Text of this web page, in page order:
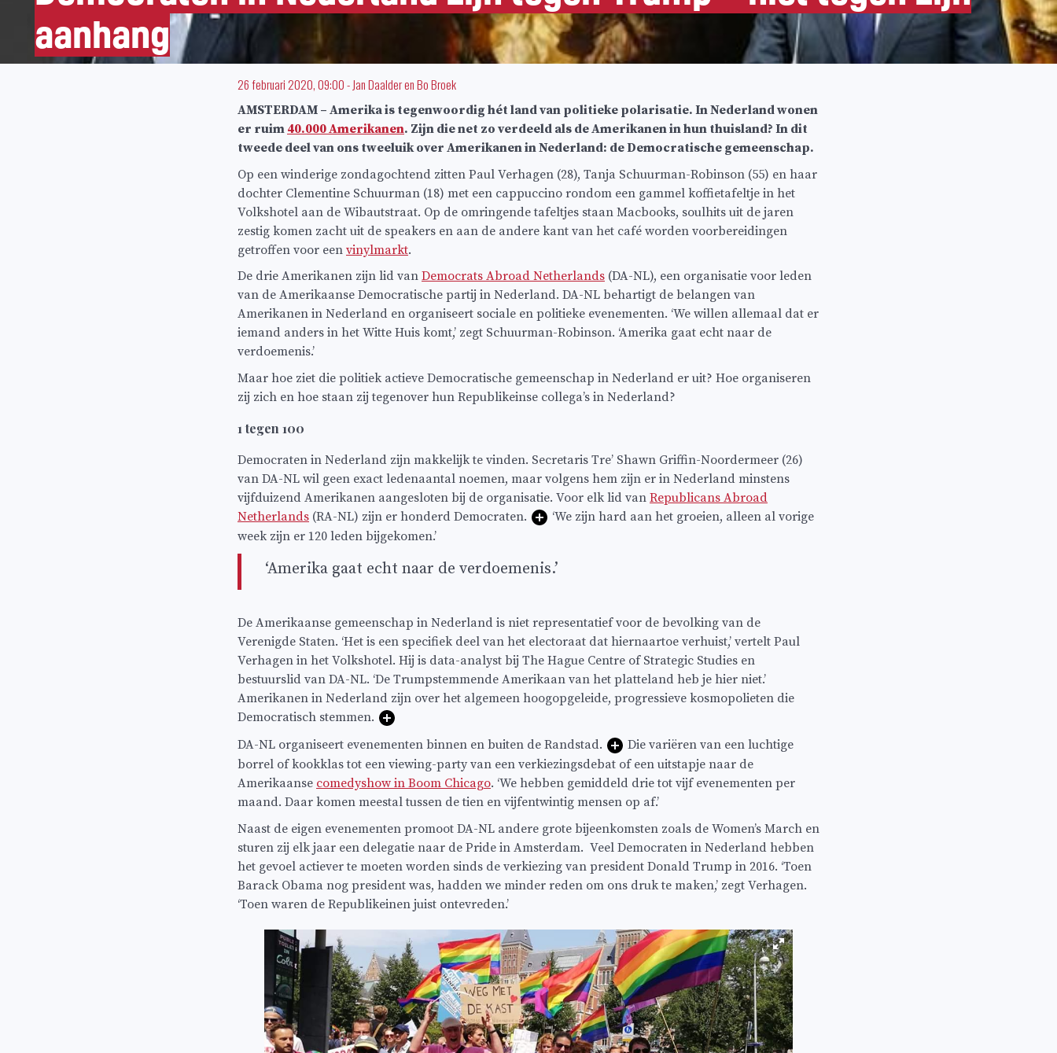
aanhang
26 februari 2020, 09:00-Jan DaalderenBo Broek
AMSTERDAM – Amerika is tegenwoordig hét land van politieke polarisatie. In Nederland wonen
er ruim 40.000 Amerikanen. Zijn die net zo verdeeld als de Amerikanen in hun thuisland? In dit
tweede deel van ons tweeluik over Amerikanen in Nederland: de Democratische gemeenschap.
Op een winderige zondagochtend zitten Paul Verhagen (28), Tanja Schuurman-Robinson (55) en haar
dochter Clementine Schuurman (18) met een cappuccino rondom een gammel koffietafeltje in het
Volkshotel aan de Wibautstraat. Op de omringende tafeltjes staan Macbooks, soulhits uit de jaren
zestig komen zacht uit de speakers en aan de andere kant van het café worden voorbereidingen
getroffen voor een vinylmarkt.
De drie Amerikanen zijn lid van Democrats Abroad Netherlands (DA-NL), een organisatie voor leden
van de Amerikaanse Democratische partij in Nederland. DA-NL behartigt de belangen van
Amerikanen in Nederland en organiseert sociale en politieke evenementen. ‘We willen allemaal dat er
iemand anders in het Witte Huis komt,’ zegt Schuurman-Robinson. ‘Amerika gaat echt naar de
verdoemenis.’
Maar hoe ziet die politiek actieve Democratische gemeenschap in Nederland er uit? Hoe organiseren
zij zich en hoe staan zij tegenover hun Republikeinse collega’s in Nederland?
1 tegen 100
Democraten in Nederland zijn makkelijk te vinden. Secretaris Tre’ Shawn Griffin-Noordermeer (26)
van DA-NL wil geen exact ledenaantal noemen, maar volgens hem zijn er in Nederland minstens
vijfduizend Amerikanen aangesloten bij de organisatie. Voor elk lid van Republicans Abroad
Netherlands (RA-NL) zijn er honderd Democraten.
‘We zijn hard aan het groeien, alleen al vorige
week zijn er 120 leden bijgekomen.’
‘Amerika gaat echt naar de verdoemenis.’
De Amerikaanse gemeenschap in Nederland is niet representatief voor de bevolking van de
Verenigde Staten. ‘Het is een specifiek deel van het electoraat dat hiernaartoe verhuist,’ vertelt Paul
Verhagen in het Volkshotel. Hij is data-analyst bij The Hague Centre of Strategic Studies en
bestuurslid van DA-NL. ‘De Trumpstemmende Amerikaan van het platteland heb je hier niet.’
Amerikanen in Nederland zijn over het algemeen hoogopgeleide, progressieve kosmopolieten die
Democratisch stemmen.
DA-NL organiseert evenementen binnen en buiten de Randstad.
Die variëren van een luchtige
borrel of kookklas tot een viewing-party van een verkiezingsdebat of een uitstapje naar de
Amerikaanse comedyshow in Boom Chicago. ‘We hebben gemiddeld drie tot vijf evenementen per
maand. Daar komen meestal tussen de tien en vijfentwintig mensen op af.’
Naast de eigen evenementen promoot DA-NL andere grote bijeenkomsten zoals de Women’s March en
sturen zij elk jaar een delegatie naar de Pride in Amsterdam. Veel Democraten in Nederland hebben
het gevoel actiever te moeten worden sinds de verkiezing van president Donald Trump in 2016. ‘Toen
Barack Obama nog president was, hadden we minder reden om ons druk te maken,’ zegt Verhagen.
‘Toen waren de Republikeinen juist ontevreden.’